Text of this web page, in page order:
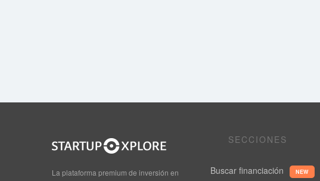
La plataforma premium de inversión en
SECCIONES
Buscar financiación NEW